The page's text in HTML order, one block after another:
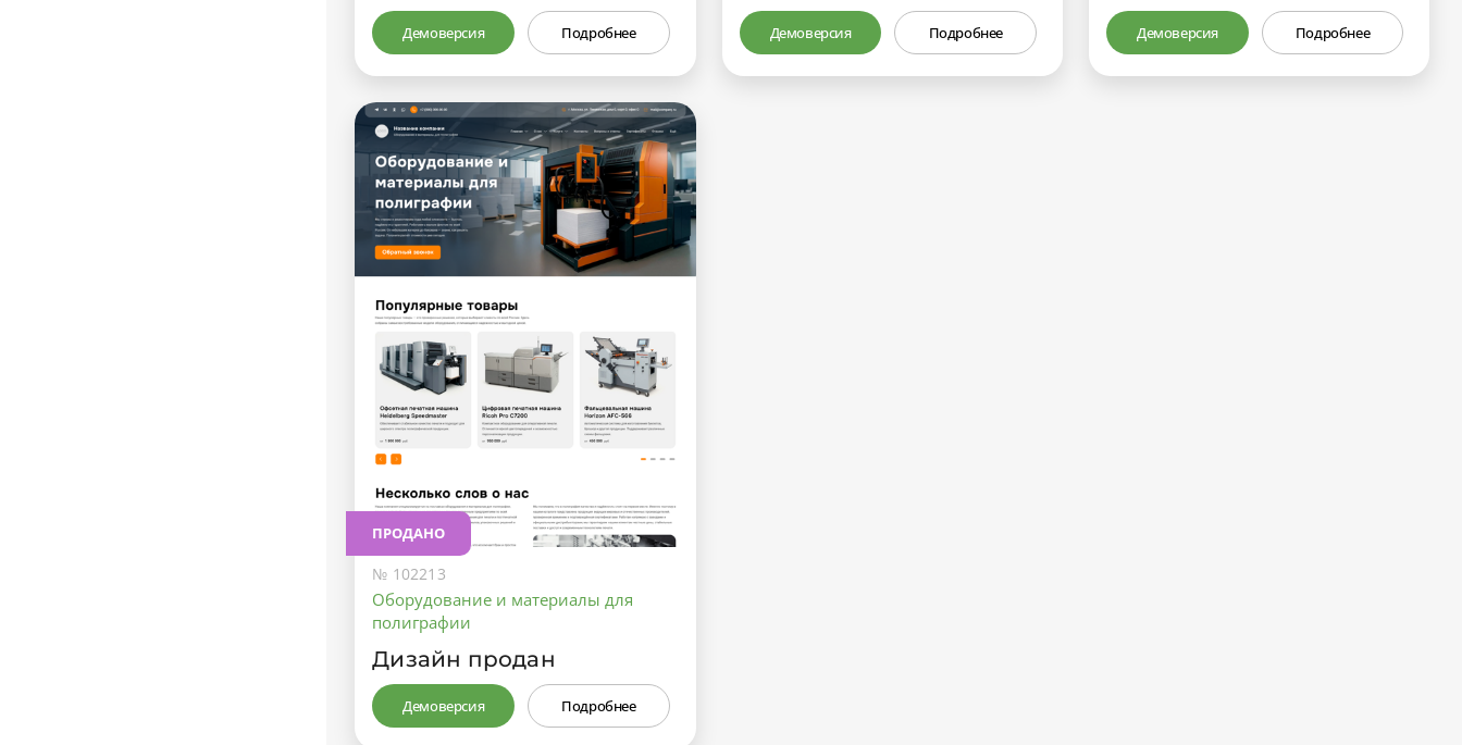
Демоверсия Подробнее Демоверсия Подробнее Демоверсия Подробнее
ПРОДАНО
№ 102213
Оборудование и материалы для
полиграфии
Дизайн продан
Демоверсия Подробнее